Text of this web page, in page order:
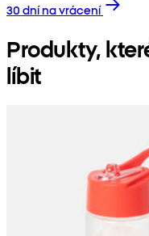
30 dní na vrácení
Produkty,
líbit